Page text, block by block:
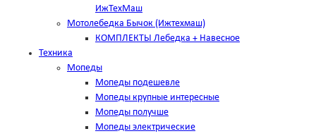
ИжТехМаш
Мотолебедка Бычок (Ижтехмаш)
КОМПЛЕКТЫ Лебедка + Навесное
Техника
Мопеды
Мопеды подешевле
Мопеды крупные интересные
Мопеды получше
Мопеды электрические